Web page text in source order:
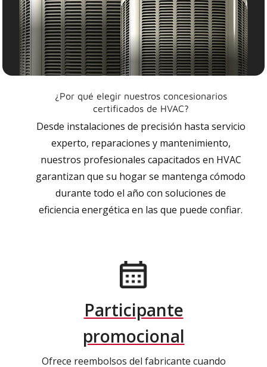
¿Por qué elegir nuestros concesionarios
certificados de HVAC?
Desde instalaciones de precisión hasta servicio
experto, reparaciones y mantenimiento,
nuestros profesionales capacitados en HVAC
garantizan que su hogar se mantenga cómodo
durante todo el año con soluciones de
eficiencia energética en las que puede confiar.
Participante
promocional
Ofrece reembolsos del fabricante cuando